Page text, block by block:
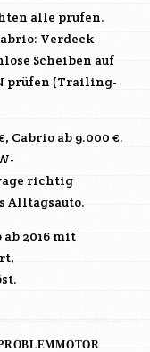
alle prüfen.
Verdeck
Scheiben auf
prüfen (Trailing-
Cabrio ab 9.000 €.
richtig
Alltagsauto.
ab 2016 mit